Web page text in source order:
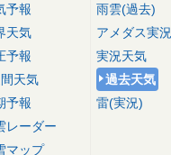
予報
天気
予報
天気
予報
レーダー
マップ
雨雲(過去)
アメダス実況
実況天気
過去天気
雷(実況)